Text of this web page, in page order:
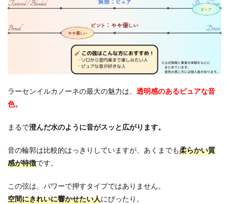
ラーセンイルカノーネの最大の魅力は、 透明感のあるピュアな音
色。
まるで澄んだ水のように音がスッと広がります。
音の輪郭は比較的はっきりしていますが、あくまでも柔らかい質
感が特徴です。
この弦は、パワーで押すタイプではありません。
空間にきれいに響かせたい人にぴったり。